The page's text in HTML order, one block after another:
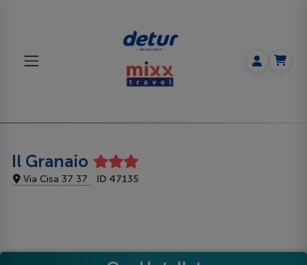
Il Granaio
Via Cisa 37 37 ID 47135